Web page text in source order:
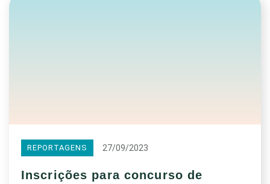
REPORTAGENS 27/09/2023
Inscrições para concurso de